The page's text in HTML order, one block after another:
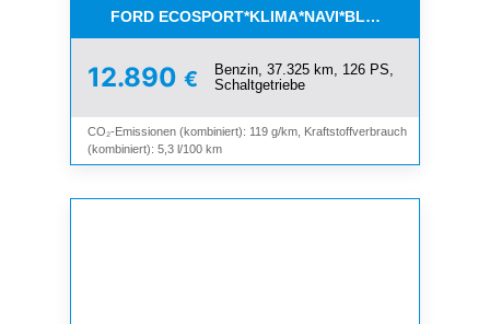
FORD
12.890 €
Benzin, 37.325 km, 126 PS,
Schaltgetriebe
CO₂-Emissionen (kombiniert): 119 g/km, Kraftstoffverbrauch
(kombiniert): 5,3 l/100 km